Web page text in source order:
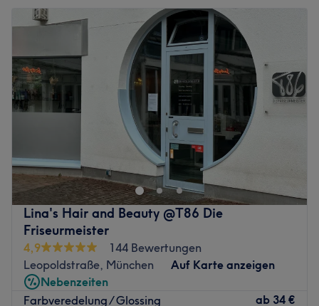
Lina's Hair and Beauty @T86 Die
Friseurmeister
4,9
144 Bewertungen
Leopoldstraße, München
Auf Karte anzeigen
Nebenzeiten
Farbveredelung / Glossing
ab 34 €